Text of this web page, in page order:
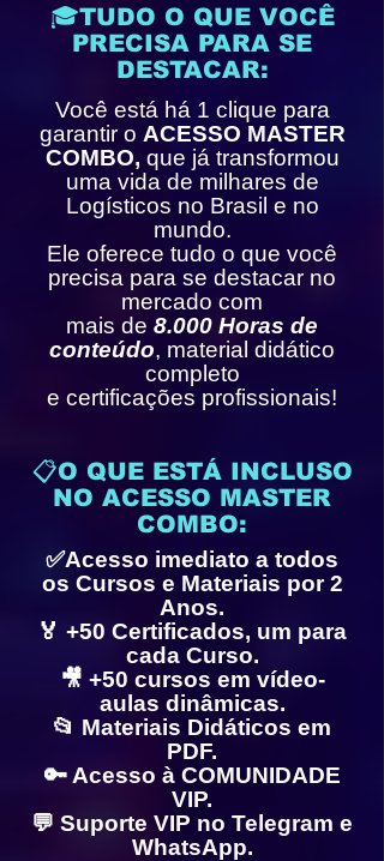
🎓TUDO O QUE VOCÊ
PRECISA PARA SE
DESTACAR:
Você está há 1 clique para
garantir o ACESSO MASTER
COMBO, que já transformou
uma vida de milhares de
Logísticos no Brasil e no
mundo.
Ele oferece tudo o que você
precisa para se destacar no
mercado com
mais de 8.000 Horas de
conteúdo, material didático
completo
e certificações profissionais!
📋O QUE ESTÁ INCLUSO
NO ACESSO MASTER
COMBO:
✅Acesso imediato a todos
os Cursos e Materiais por 2
Anos.
🏅 +50 Certificados, um para
cada Curso.
🎥 +50 cursos em vídeo-
aulas dinâmicas.
📂 Materiais Didáticos em
PDF.
🔑 Acesso à COMUNIDADE
VIP.
💬 Suporte VIP no Telegram e
WhatsApp.